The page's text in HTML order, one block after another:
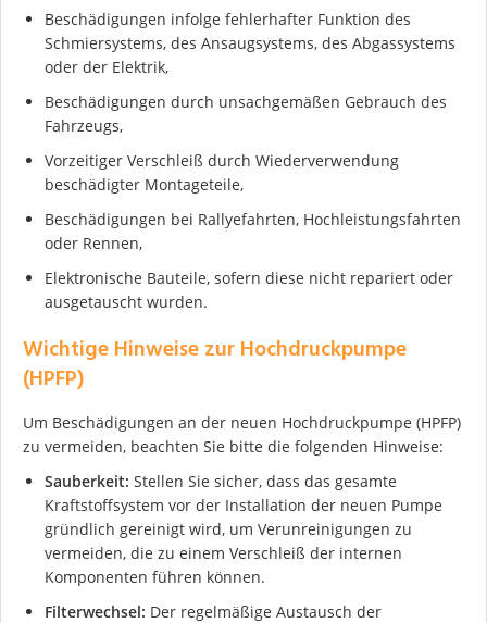
Beschädigungen infolge fehlerhafter Funktion des
Schmiersystems, des Ansaugsystems, des Abgassystems
oder der Elektrik,
Beschädigungen durch unsachgemäßen Gebrauch des
Fahrzeugs,
Vorzeitiger Verschleiß durch Wiederverwendung
beschädigter Montageteile,
Beschädigungen bei Rallyefahrten, Hochleistungsfahrten
oder Rennen,
Elektronische Bauteile, sofern diese nicht repariert oder
ausgetauscht wurden.
Wichtige Hinweise zur Hochdruckpumpe
(HPFP)
Um Beschädigungen an der neuen Hochdruckpumpe (HPFP)
zu vermeiden, beachten Sie bitte die folgenden Hinweise:
Sauberkeit: Stellen Sie sicher, dass das gesamte
Kraftstoffsystem vor der Installation der neuen Pumpe
gründlich gereinigt wird, um Verunreinigungen zu
vermeiden, die zu einem Verschleiß der internen
Komponenten führen können.
Filterwechsel: Der regelmäßige Austausch der
Ich stimme der DSGVO zu